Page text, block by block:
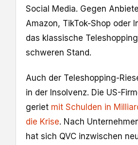
Social Media. Gegen
Amazon, TikTok-Shop oder
das klassische
schweren Stand.
Auch der Teleshopping-
in der Insolvenz. Die US-
geriet mit Schulden in
die Krise. Nach
hat sich QVC inzwischen